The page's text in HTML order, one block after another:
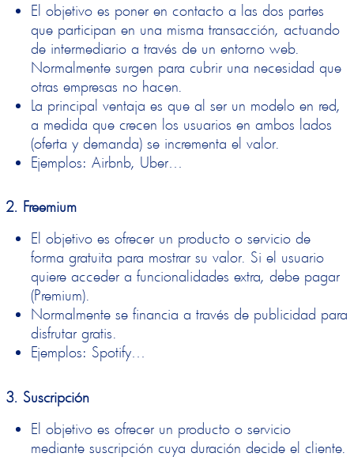
El objetivo es poner en contacto a las dos partes
que participan en una misma transacción, actuando
de intermediario a través de un entorno web.
Normalmente surgen para cubrir una necesidad que
otras empresas no hacen.
La principalventaja es que al ser un modelo en red,
a medida que crecen los usuarios en ambos lados
(oferta y demanda) se incrementa el valor.
Ejemplos: Airbnb, Uber…
2. Freemium
Elobjetivo es ofrecer un producto o servicio de
forma gratuita para mostrar su valor. Si el usuario
quiere acceder a funcionalidades extra, debe pagar
(Premium).
Normalmente se financia a través de publicidad para
disfrutar gratis.
Ejemplos: Spotify…
3. Suscripción
Elobjetivoes ofrecer un producto o servicio
mediante suscripción cuya duración decide el cliente.